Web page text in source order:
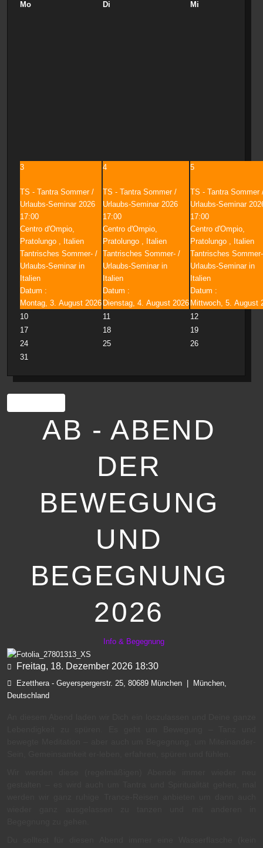
Mo
Di Mi
3
TS - Tantra Sommer /
Urlaubs-Seminar 2026
17:00
Centro d'Ompio,
Pratolungo , Italien
Tantrisches Sommer- /
Urlaubs-Seminar in
Italien
Datum :
Montag, 3. August 2026
4
TS - Tantra Sommer /
Urlaubs-Seminar 2026
17:00
Centro d'Ompio,
Pratolungo , Italien
Tantrisches Sommer- /
Urlaubs-Seminar in
Italien
Datum :
Dienstag, 4. August 2026
5
TS - Tantra Sommer
Urlaubs-Seminar
17:00
Centro d'Ompio,
Pratolungo , Italien
Tantrisches
Urlaubs-Seminar in
Italien
Datum :
Mittwoch, 5. August
10
11
12
17
18
19
24
25
26
31
AB - ABEND
DER
BEWEGUNG
UND
BEGEGNUNG
2026
Info & Begegnung
Freitag, 18. Dezember 2026 18:30
Ezetthera - Geyerspergerstr. 25, 80689 München
München,
Deutschland